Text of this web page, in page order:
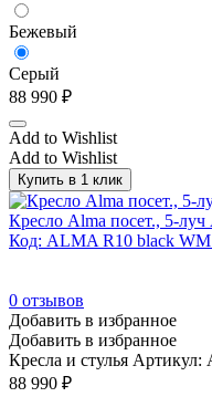
Бежевый
Серый
88 990 ₽
Add to Wishlist
Add to Wishlist
Купить в 1 клик
Кресло Alma посет., 5-
Код: ALMA R10 black
0 отзывов
Добавить в избранное
Добавить в избранное
Кресла и стулья Артикул:
88 990 ₽